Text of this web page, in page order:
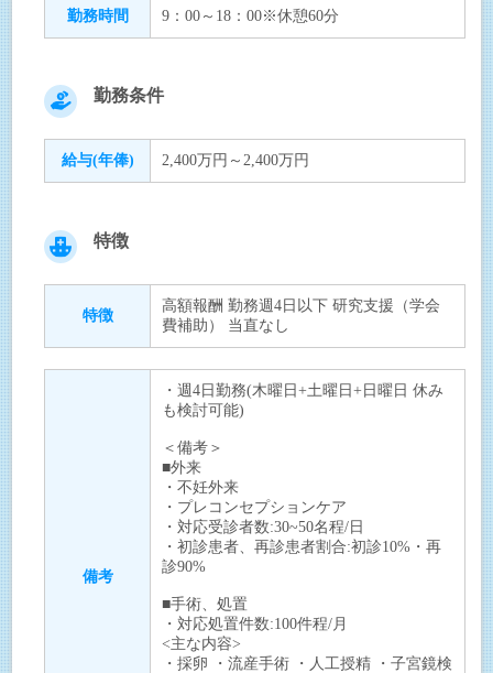
勤務時間 9：00～18：00※休憩60分
勤務条件
給与(年俸) 2,400万円～2,400万円
特徴
特徴
高額報酬 勤務週4日以下 研究支援（学会
費補助） 当直なし
備考
・週4日勤務(木曜日+土曜日+日曜日 休み
も検討可能)
＜備考＞
■外来
・不妊外来
・プレコンセプションケア
・対応受診者数:30~50名程/日
・初診患者、再診患者割合:初診10%・再
診90%
■手術、処置
・対応処置件数:100件程/月
<主な内容>
・採卵 ・流産手術 ・人工授精 ・子宮鏡検